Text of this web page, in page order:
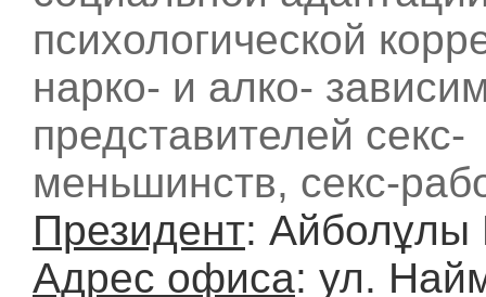
психологической
нарко- и алко-
представителей секс-
меньшинств, секс-
Президент: Айболұлы
Адрес офиса: ул.